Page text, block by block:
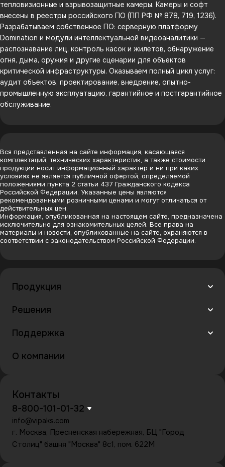
тепловизионные и взрывозащитные камеры. Камеры и софт
внесены в реестры российского ПО (ПП РФ № 878, 719, 1236).
Разрабатываем собственное ПО: серверную платформу
Domination и модули интеллектуальной видеоаналитики —
распознавание лиц, контроль касок и жилетов, обнаружение
огня, дыма, оружия и другие сценарии для объектов
критической инфраструктуры. Оказываем полный цикл услуг:
аудит объектов, проектирование, внедрение, опытно-
промышленную эксплуатацию, гарантийное и постгарантийное
обслуживание.
Вся представленная на сайте информация, касающаяся
комплектаций, технических характеристик, а также стоимости
продукции носит информационный характер и ни при каких
условиях не является публичной офертой, определяемой
положениями пункта 2 статьи 437 Гражданского кодекса
Российской Федерации. Указанные цены являются
рекомендованными розничными ценами и могут отличаться от
действительных цен.
Информация, опубликованная на настоящем сайте, предназначена
исключительно для ознакомительных целей. Все права на
материалы и новости, опубликованные на сайте, охраняются в
соответствии с законодательством Российской Федерации.
Продукция
Решения
Поддержка
О компании
Контакты
8-800-101-01-32
info@vipaks.com
г. Москва, Пресненская набережная, БЦ "Город
Столиц" башня "Москва" 8с1, пом. 622М